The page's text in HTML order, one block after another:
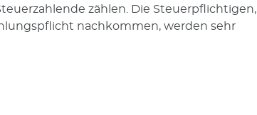
zählen. Die Steuerpflichtigen,
nachkommen, werden sehr